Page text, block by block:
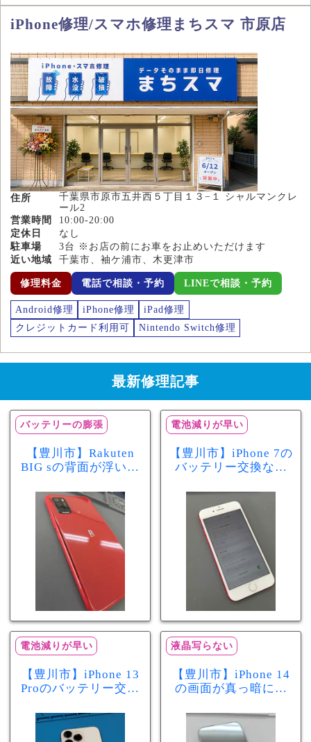
iPhone修理/スマホ修理まちスマ 市原店
住所
千葉県市原市五井西５丁目１３−１ シャルマンクレ
ール2
営業時間
10:00-20:00
定休日
なし
駐車場
3台 ※お店の前にお車をお止めいただけます
近い地域
千葉市、袖ケ浦市、木更津市
修理料金 電話で相談・予約 LINEで相談・予約
Android修理 iPhone修理
iPad修理
クレジットカード利用可
Nintendo Switch修理
最新修理記事
バッテリーの膨張
【豊川市】Rakuten
BIG sの背面が浮いて
リー膨張のサインか
もしれません！バッ
テリー交換修理事例
電池減りが早い
【豊川市】iPhone 7の
バッテリー交換なら
最大容量70％で電池
の減りが早い症状も
当日60分で改善
電池減りが早い
【豊川市】iPhone 13
Proのバッテリー交換
が早い症状も当日90
分で改善
液晶写らない
【豊川市】iPhone 14
の画面が真っ暗に…
修理！データそのま
まで復旧しました